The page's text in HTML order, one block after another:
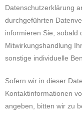
Datenschutzerklärung
durchgeführten
informieren Sie, sobald
Mitwirkungshandlung
sonstige individuelle
Sofern wir in dieser
Kontaktinformationen
angeben, bitten wir zu